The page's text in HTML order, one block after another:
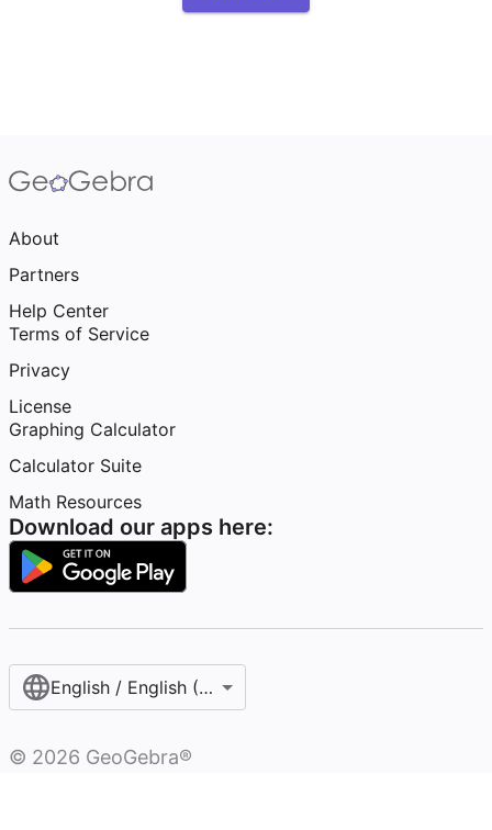
About
Partners
Help Center
Terms of Service
Privacy
License
Graphing Calculator
Calculator Suite
Math Resources
Download our apps here:
English / English (United States)
© 2026 GeoGebra®